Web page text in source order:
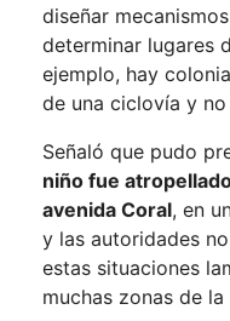
diseñar
determinar lugares
ejemplo, hay
de una ciclovía y no
Señaló que pudo
niño fue
avenida Coral, en
y las autoridades
estas situaciones
muchas zonas de